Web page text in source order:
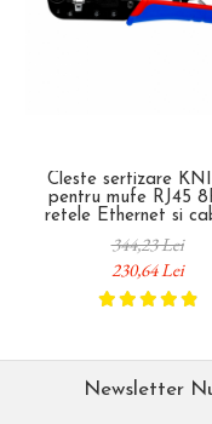
Cleste sertizare
pentru mufe RJ45
retele Ethernet si
multicomponent, 190
fabricat in Germania
344,23 Lei
230,64 Lei
Newsletter